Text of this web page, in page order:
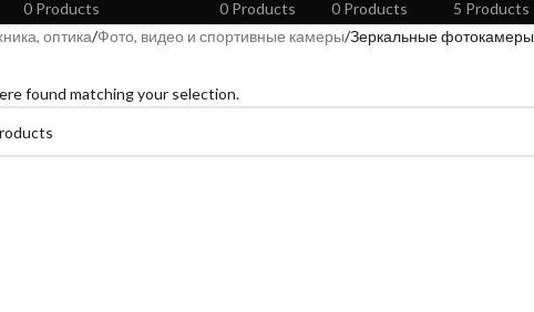
0 Products
0 Products
0 Products
5 Products
оптика Фото, видео и спортивные камеры Зеркальные фотокамеры
found matching your selection.